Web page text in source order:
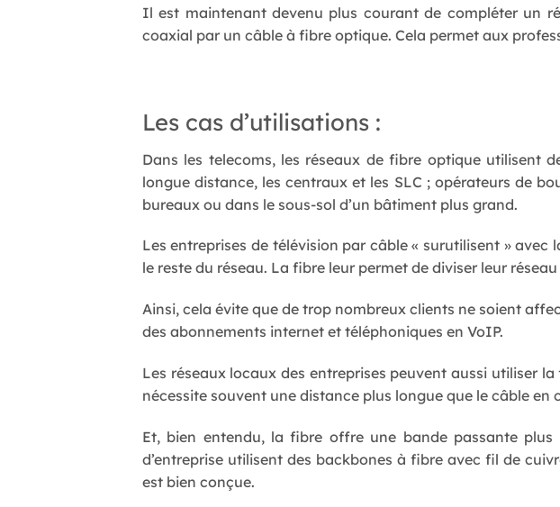
Il est maintenant devenu plus courant de compléter un
coaxial par un câble à fibre optique. Cela permet aux
Les cas d’utilisations :
Dans les telecoms, les réseaux de fibre optique utilisent
longue distance, les centraux et les SLC ; opérateurs de
bureaux ou dans le sous-sol d’un bâtiment plus grand.
Les entreprises de télévision par câble « surutilisent »
le reste du réseau. La fibre leur permet de diviser leur
Ainsi, cela évite que de trop nombreux clients ne soient
des abonnements internet et téléphoniques en VoIP.
Les réseaux locaux des entreprises peuvent aussi utiliser
nécessite souvent une distance plus longue que le câble en
Et, bien entendu, la fibre offre une bande passante
d’entreprise utilisent des backbones à fibre avec fil de
est bien conçue.